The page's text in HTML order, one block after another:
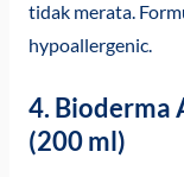
tidak merata.
hypoallergenic.
4. Bioderma
(200 ml)